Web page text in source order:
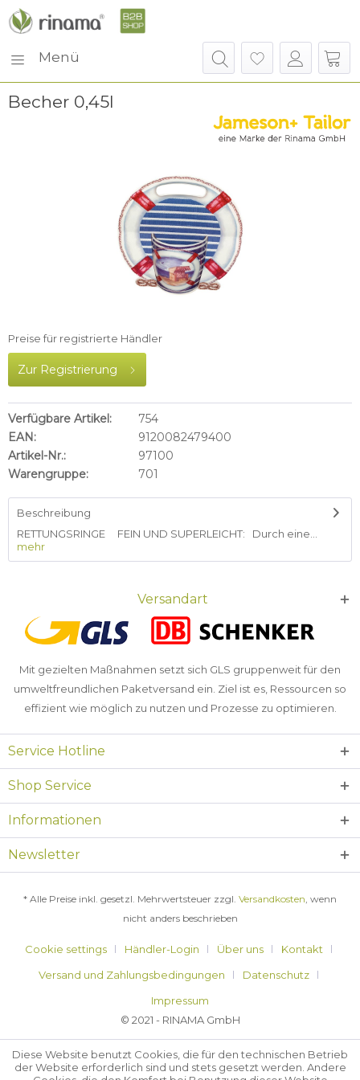
Menü
Becher 0,45l
Preise für registrierte Händler
Zur Registrierung
Verfügbare Artikel:
754
EAN:
9120082479400
Artikel-Nr.:
97100
Warengruppe:
701
Beschreibung
RETTUNGSRINGE FEIN UND SUPERLEICHT: Durch eine...
mehr
Versandart
Mit gezielten Maßnahmen setzt sich GLS gruppenweit für den
umweltfreundlichen Paketversand ein. Ziel ist es, Ressourcen so
effizient wie möglich zu nutzen und Prozesse zu optimieren.
Service Hotline
Shop Service
Informationen
Newsletter
* Alle Preise inkl. gesetzl. Mehrwertsteuer zzgl. Versandkosten, wenn
nicht anders beschrieben
Cookie settings Händler-Login Über uns
Kontakt
Versand und Zahlungsbedingungen
Datenschutz
Impressum
© 2021 - RINAMA GmbH
Diese Website benutzt Cookies, die für den technischen Betrieb
der Website erforderlich sind und stets gesetzt werden. Andere